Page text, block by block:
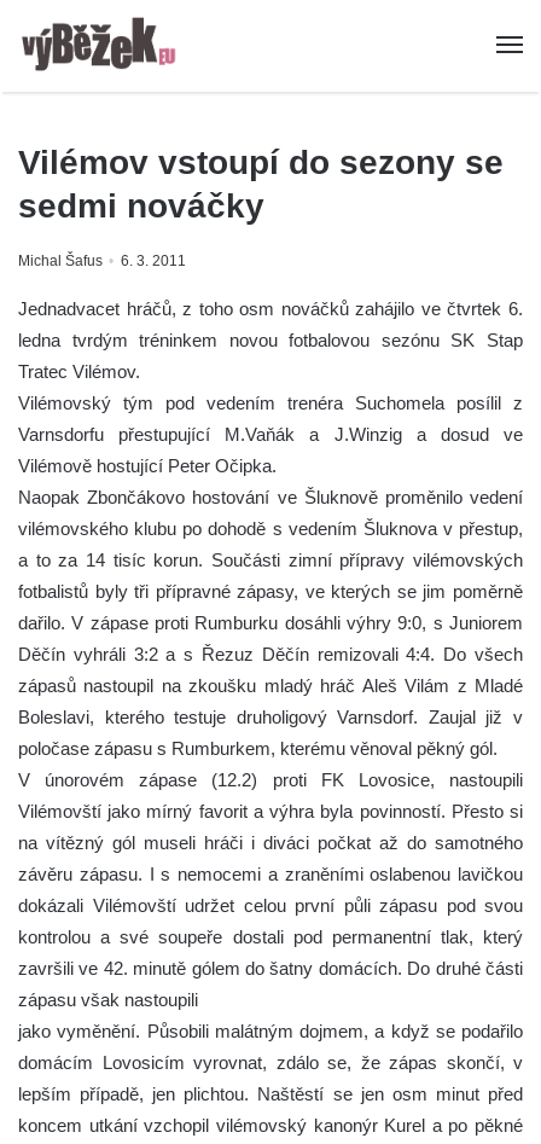
Vilémov vstoupí do sezony se
sedmi nováčky
Michal Šafus 6. 3. 2011
Jednadvacet hráčů, z toho osm nováčků zahájilo ve čtvrtek 6.
ledna tvrdým tréninkem novou fotbalovou sezónu SK Stap
Tratec Vilémov.
Vilémovský tým pod vedením trenéra Suchomela posílil z
Varnsdorfu přestupující M.Vaňák a J.Winzig a dosud ve
Vilémově hostující Peter Očipka.
Naopak Zbončákovo hostování ve Šluknově proměnilo vedení
vilémovského klubu po dohodě s vedením Šluknova v přestup,
a to za 14 tisíc korun. Součásti zimní přípravy vilémovských
fotbalistů byly tři přípravné zápasy, ve kterých se jim poměrně
dařilo. V zápase proti Rumburku dosáhli výhry 9:0, s Juniorem
Děčín vyhráli 3:2 a s Řezuz Děčín remizovali 4:4. Do všech
zápasů nastoupil na zkoušku mladý hráč Aleš Vilám z Mladé
Boleslavi, kterého testuje druholigový Varnsdorf. Zaujal již v
poločase zápasu s Rumburkem, kterému věnoval pěkný gól.
V únorovém zápase (12.2) proti FK Lovosice, nastoupili
Vilémovští jako mírný favorit a výhra byla povinností. Přesto si
na vítězný gól museli hráči i diváci počkat až do samotného
závěru zápasu. I s nemocemi a zraněními oslabenou lavičkou
dokázali Vilémovští udržet celou první půli zápasu pod svou
kontrolou a své soupeře dostali pod permanentní tlak, který
završili ve 42. minutě gólem do šatny domácích. Do druhé části
zápasu však nastoupili
jako vyměnění. Působili malátným dojmem, a když se podařilo
domácím Lovosicím vyrovnat, zdálo se, že zápas skončí, v
lepším případě, jen plichtou. Naštěstí se jen osm minut před
koncem utkání vzchopil vilémovský kanonýr Kurel a po pěkné